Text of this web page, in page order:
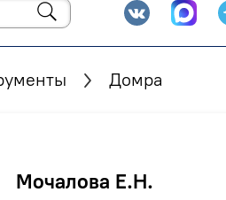
Домра
Мочалова Е.Н.